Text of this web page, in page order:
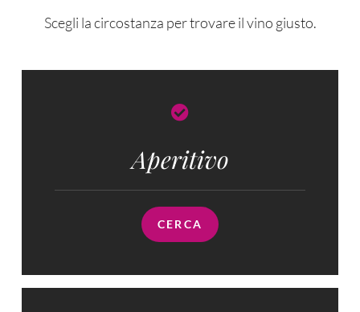
Scegli la circostanza per trovare il vino giusto.
Aperitivo
CERCA